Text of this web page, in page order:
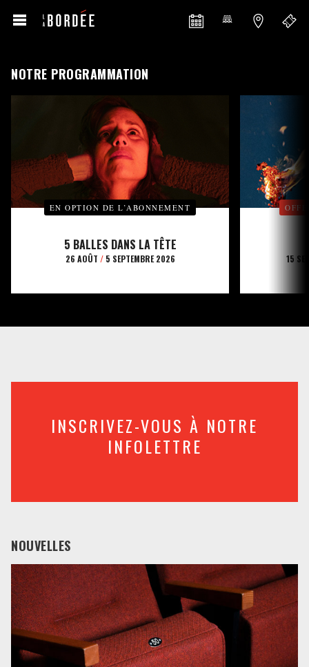
NOTRE PROGRAMMATION
EN OPTION DE L’ABONNEMENT
5 BALLES DANS LA TÊTE
26 AOÛT /5 SEPTEMBRE 2026 15
INSCRIVEZ-VOUS À NOTRE
INFOLETTRE
NOUVELLES